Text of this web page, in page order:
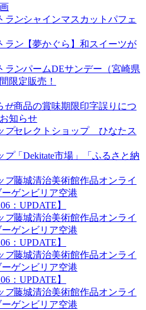
ランシャインマスカットパフェ
ラン【夢かぐら】和スイーツが
ランパームDEサンデー（宮崎県
限定販売！
せ商品の賞味期限印字誤りにつ
知らせ
プセレクトショップ ひなたス
プ「Dekitate市場」「ふるさと納
プ藤城清治美術館作品オンライ
ゲンビリア空港
：UPDATE】
プ藤城清治美術館作品オンライ
ゲンビリア空港
：UPDATE】
プ藤城清治美術館作品オンライ
ゲンビリア空港
：UPDATE】
プ藤城清治美術館作品オンライ
ゲンビリア空港